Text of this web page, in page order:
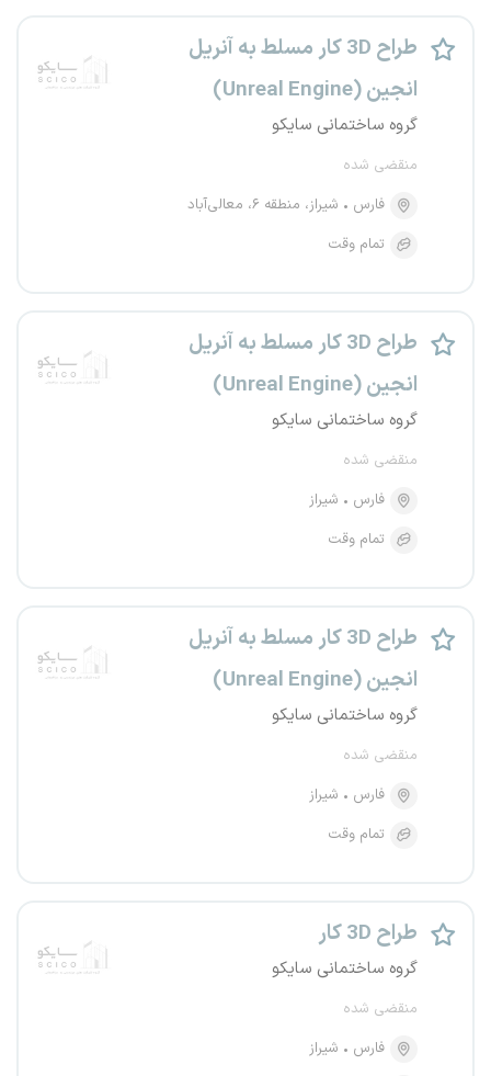
طراح 3D کار مسلط به آنریل
انجین (Unreal Engine)
گروه ساختمانی سایکو
منقضی شده
فارس
شیراز، منطقه ۶، معالی‌آباد
تمام وقت
طراح 3D کار مسلط به آنریل
انجین (Unreal Engine)
گروه ساختمانی سایکو
منقضی شده
فارس
شیراز
تمام وقت
طراح 3D کار مسلط به آنریل
انجین (Unreal Engine)
گروه ساختمانی سایکو
منقضی شده
فارس
شیراز
تمام وقت
طراح 3D کار
گروه ساختمانی سایکو
منقضی شده
فارس
شیراز